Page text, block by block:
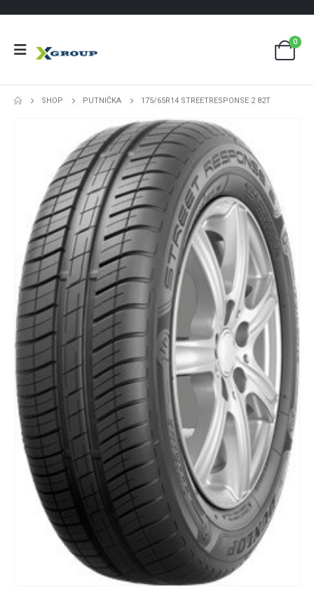
0
SHOP PUTNIČKA 175/65R14 STREETRESPONSE 2 82T